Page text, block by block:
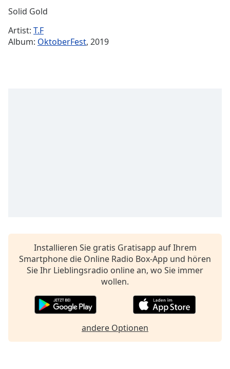
Remaining
subtitles
settings
dialog
selected
Solid Gold
Artist: T.F
Album: OktoberFest, 2019
Installieren Sie gratis Gratisapp auf Ihrem
Smartphone die Online Radio Box-App und hören
Sie Ihr Lieblingsradio online an, wo Sie immer
wollen.
andere Optionen